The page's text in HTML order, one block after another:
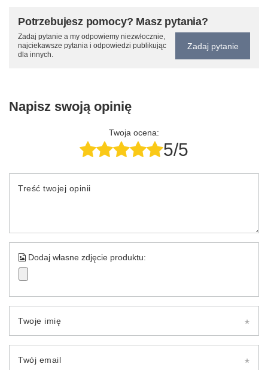
Potrzebujesz pomocy? Masz pytania?
Zadaj pytanie a my odpowiemy niezwłocznie,
najciekawsze pytania i odpowiedzi publikując
dla innych.
Zadaj pytanie
Napisz swoją opinię
Twoja ocena:
5/5
Treść twojej opinii
Dodaj własne zdjęcie produktu:
Twoje imię
Twój email